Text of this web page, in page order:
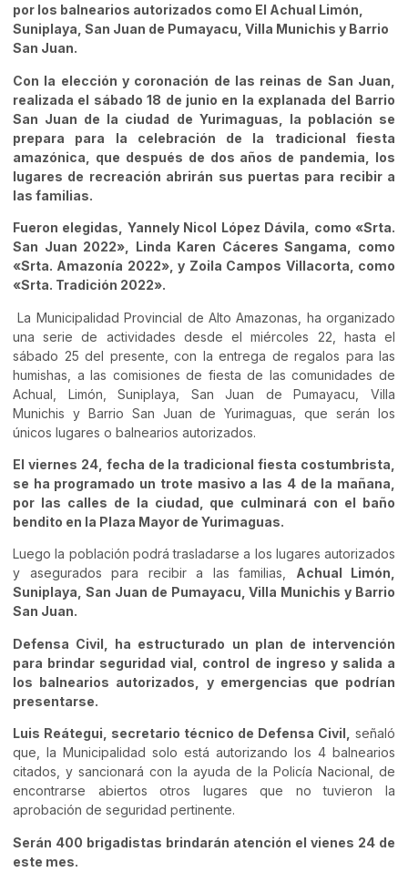
por los balnearios autorizados como El Achual Limón,
Suniplaya, San Juan de Pumayacu, Villa Munichis y Barrio
San Juan.
Con la elección y coronación de las reinas de San Juan,
realizada el sábado 18 de junio en la explanada del Barrio
San Juan de la ciudad de Yurimaguas, la población se
prepara para la celebración de la tradicional fiesta
amazónica, que después de dos años de pandemia, los
lugares de recreación abrirán sus puertas para recibir a
las familias.
Fueron elegidas, Yannely Nicol López Dávila, como «Srta.
San Juan 2022», Linda Karen Cáceres Sangama, como
«Srta. Amazonía 2022», y Zoila Campos Villacorta, como
«Srta. Tradición 2022».
La Municipalidad Provincial de Alto Amazonas, ha organizado
una serie de actividades desde el miércoles 22, hasta el
sábado 25 del presente, con la entrega de regalos para las
humishas, a las comisiones de fiesta de las comunidades de
Achual, Limón, Suniplaya, San Juan de Pumayacu, Villa
Munichis y Barrio San Juan de Yurimaguas, que serán los
únicos lugares o balnearios autorizados.
El viernes 24, fecha de la tradicional fiesta costumbrista,
se ha programado un trote masivo a las 4 de la mañana,
por las calles de la ciudad, que culminará con el baño
bendito en la Plaza Mayor de Yurimaguas.
Luego la población podrá trasladarse a los lugares autorizados
y asegurados para recibir a las familias, Achual Limón,
Suniplaya, San Juan de Pumayacu, Villa Munichis y Barrio
San Juan.
Defensa Civil, ha estructurado un plan de intervención
para brindar seguridad vial, control de ingreso y salida a
los balnearios autorizados, y emergencias que podrían
presentarse.
Luis Reátegui, secretario técnico de Defensa Civil,
señaló
que, la Municipalidad solo está autorizando los 4 balnearios
citados, y sancionará con la ayuda de la Policía Nacional, de
encontrarse abiertos otros lugares que no tuvieron la
aprobación de seguridad pertinente.
Serán 400 brigadistas brindarán atención el vienes 24 de
este mes.